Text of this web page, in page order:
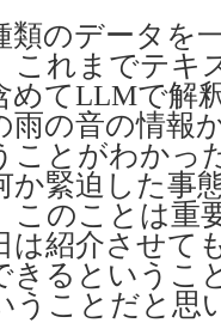
のデータを
これまでテキ
めてLLMで解
雨の音の情報
ことがわかっ
か緊迫した事
このことは重
は紹介させて
きるというこ
うことだと思